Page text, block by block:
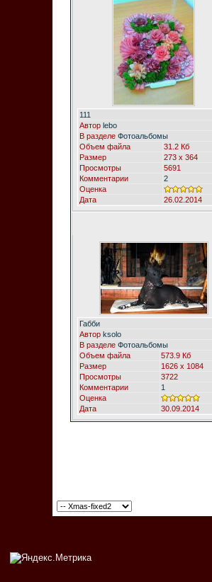
111
Автор lebo
В разделе Фотоальбомы
Объем файла
31.2 Кб
Размер
273 x 364
Просмотры
5691
Комментарии
2
Оценка
Дата
26.02.2014
Габби
Автор ksolo
В разделе Фотоальбомы
Объем файла
573.9 Кб
Размер
1626 x 1084
Просмотры
3722
Комментарии
1
Оценка
Дата
30.09.2014